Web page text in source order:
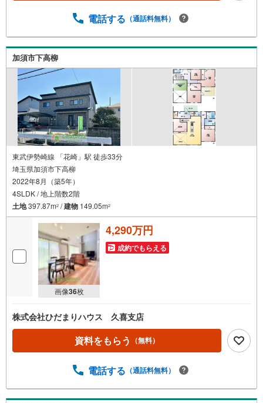
プランナーと無料相談。ローン返済について、老後や学費
不動産取引に安心材料をプラスするために生まれた「白馬
のプラスUPサポート」。付帯品修理サービスはお客様から
大変好評いただいております。お問い合わせ、資料請求を
お待ちしております。
電話する （通話料無料）
加須市下高柳
東武伊勢崎線 「花崎」駅 徒歩33分
埼玉県加須市下高柳
2022年8月（築5年）
4SLDK / 地上階数2階
土地397.87m2 /建物 149.05m2
画像36枚
4,290万円
成約でもらえる
株式会社ひだまりハウス 久喜支店
資料をもらう （無料）
電話する （通話料無料）